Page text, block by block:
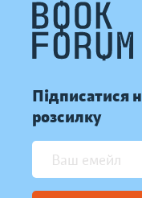
Підписатися
розсилку